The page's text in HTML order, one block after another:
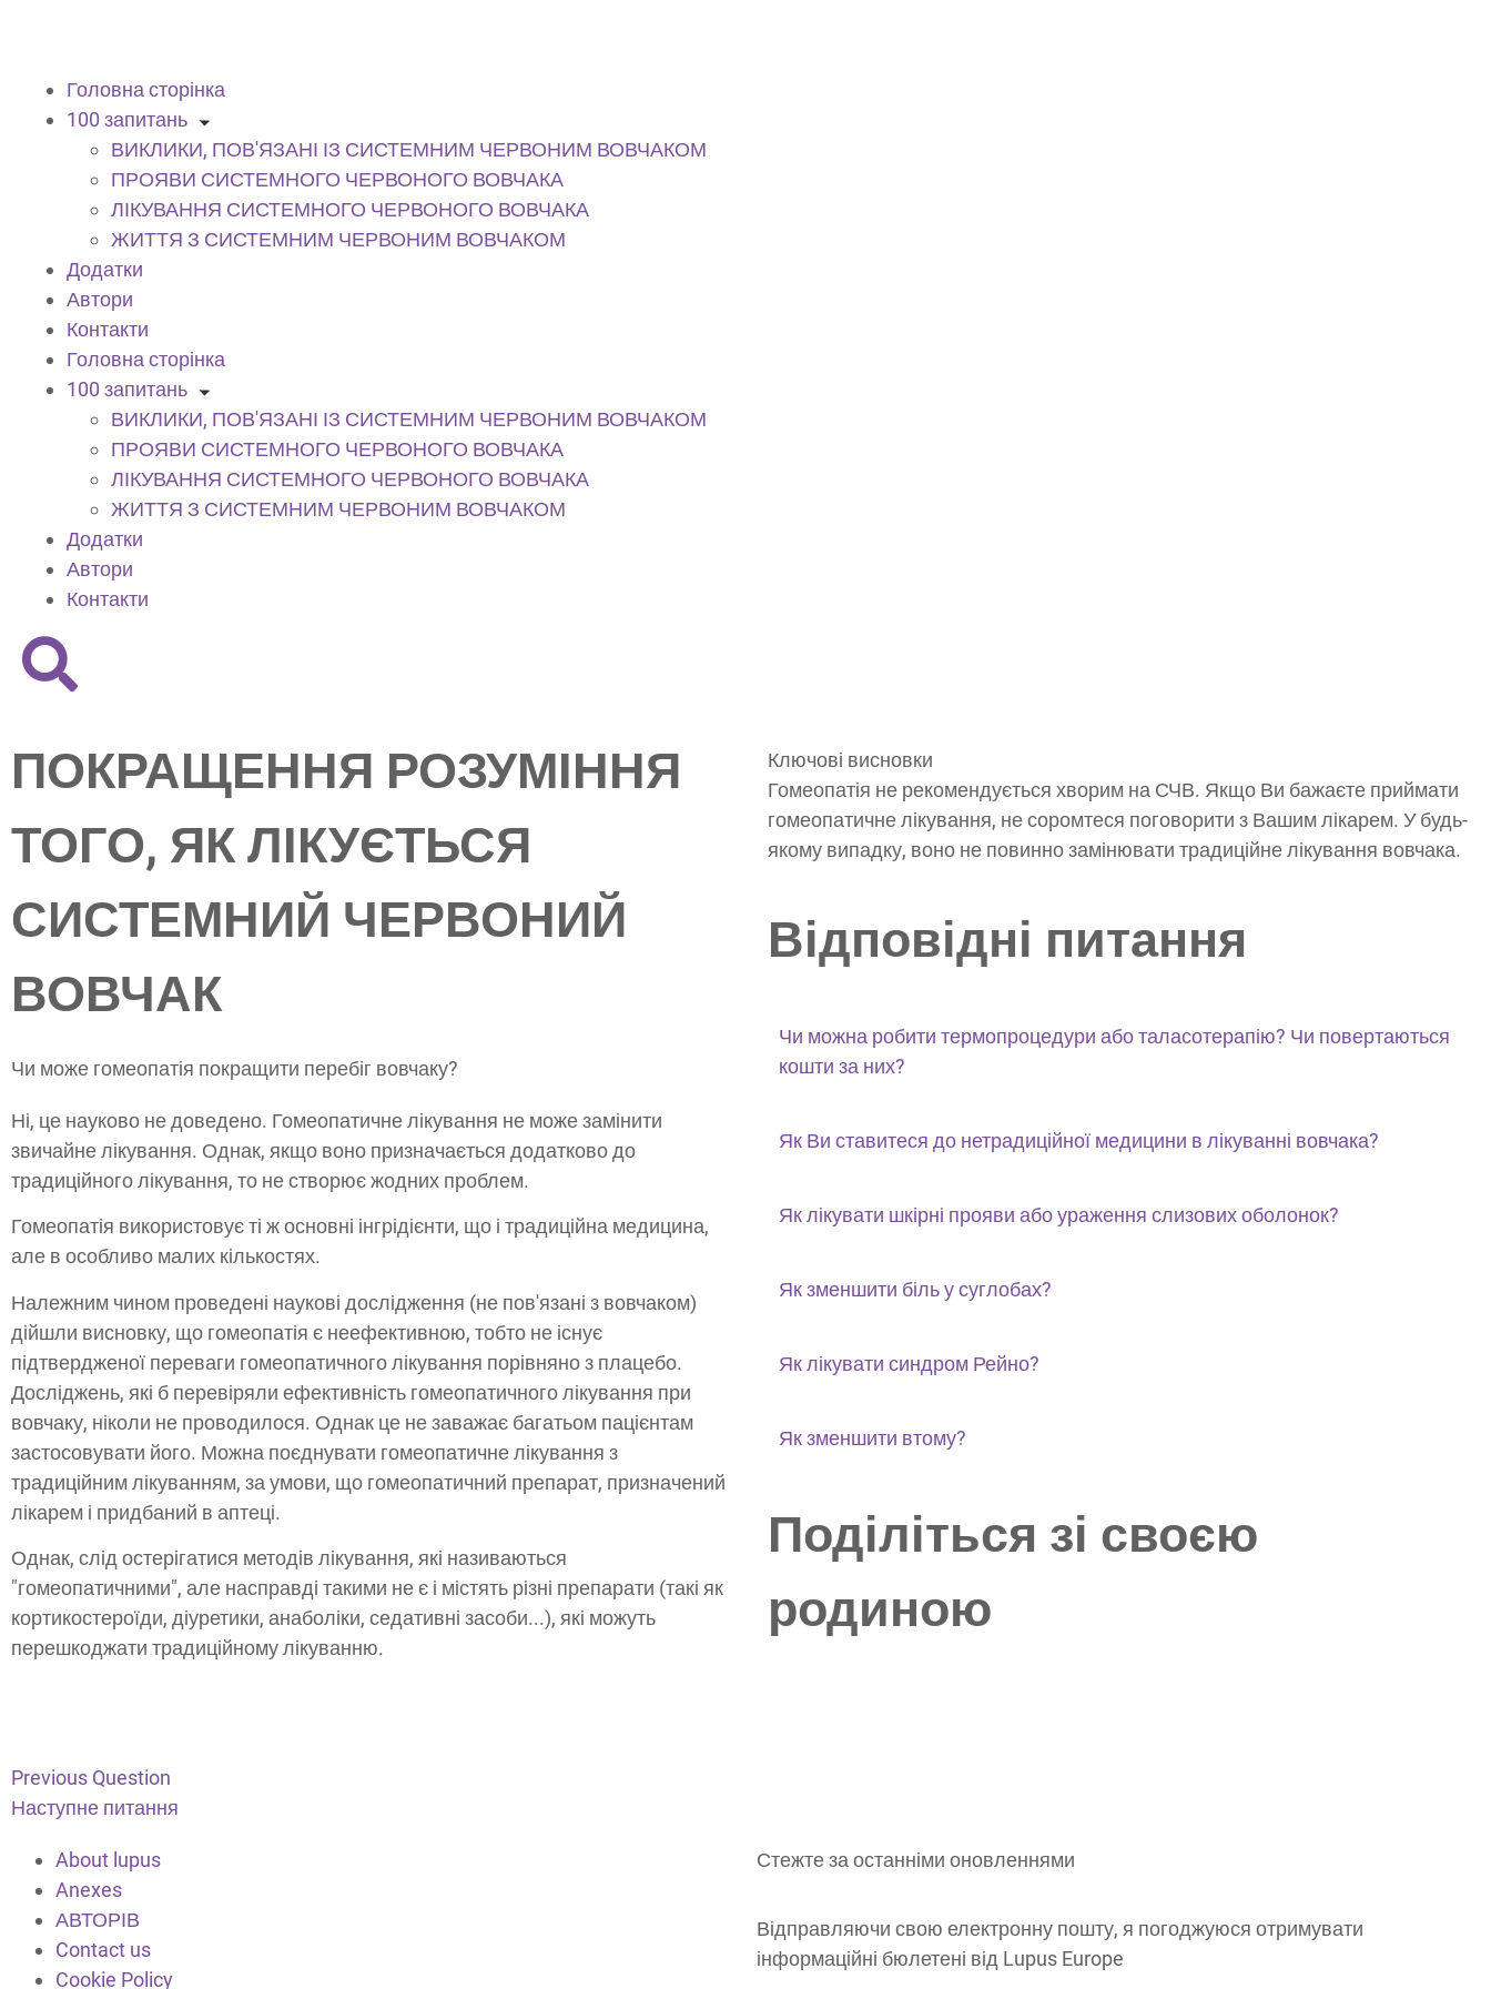
Головна сторінка
100 запитань
ВИКЛИКИ, ПОВ'ЯЗАНІ ІЗ СИСТЕМНИМ ЧЕРВОНИМ ВОВЧАКОМ
ПРОЯВИ СИСТЕМНОГО ЧЕРВОНОГО ВОВЧАКА
ЛІКУВАННЯ СИСТЕМНОГО ЧЕРВОНОГО ВОВЧАКА
ЖИТТЯ З СИСТЕМНИМ ЧЕРВОНИМ ВОВЧАКОМ
Додатки
Автори
Контакти
Головна сторінка
100 запитань
ВИКЛИКИ, ПОВ'ЯЗАНІ ІЗ СИСТЕМНИМ ЧЕРВОНИМ ВОВЧАКОМ
ПРОЯВИ СИСТЕМНОГО ЧЕРВОНОГО ВОВЧАКА
ЛІКУВАННЯ СИСТЕМНОГО ЧЕРВОНОГО ВОВЧАКА
ЖИТТЯ З СИСТЕМНИМ ЧЕРВОНИМ ВОВЧАКОМ
Додатки
Автори
Контакти
ПОКРАЩЕННЯ РОЗУМІННЯ
ТОГО, ЯК ЛІКУЄТЬСЯ
СИСТЕМНИЙ ЧЕРВОНИЙ
ВОВЧАК
Чи може гомеопатія покращити перебіг вовчаку?
Ні, це науково не доведено. Гомеопатичне лікування не може замінити
звичайне лікування. Однак, якщо воно призначається додатково до
традиційного лікування, то не створює жодних проблем.
Гомеопатія використовує ті ж основні інгрідієнти, що і традиційна медицина,
але в особливо малих кількостях.
Належним чином проведені наукові дослідження (не пов'язані з вовчаком)
дійшли висновку, що гомеопатія є неефективною, тобто не існує
підтвердженої переваги гомеопатичного лікування порівняно з плацебо.
Досліджень, які б перевіряли ефективність гомеопатичного лікування при
вовчаку, ніколи не проводилося. Однак це не заважає багатьом пацієнтам
застосовувати його. Можна поєднувати гомеопатичне лікування з
традиційним лікуванням, за умови, що гомеопатичний препарат, призначений
лікарем і придбаний в аптеці.
Однак, слід остерігатися методів лікування, які називаються
"гомеопатичними", але насправді такими не є і містять різні препарати (такі як
кортикостероїди, діуретики, анаболіки, седативні засоби...), які можуть
перешкоджати традиційному лікуванню.
Previous Question
Наступне питання
Ключові висновки
Гомеопатія не рекомендується хворим на СЧВ. Якщо Ви бажаєте приймати
гомеопатичне лікування, не соромтеся поговорити з Вашим лікарем. У будь-
якому випадку, воно не повинно замінювати традиційне лікування вовчака.
Відповідні питання
Чи можна робити термопроцедури або таласотерапію? Чи повертаються
кошти за них?
Як Ви ставитеся до нетрадиційної медицини в лікуванні вовчака?
Як лікувати шкірні прояви або ураження слизових оболонок?
Як зменшити біль у суглобах?
Як лікувати синдром Рейно?
Як зменшити втому?
Поділіться зі своєю
родиною
About lupus
Anexes
АВТОРІВ
Contact us
Cookie Policy
Стежте за останніми оновленнями
Відправляючи свою електронну пошту, я погоджуюся отримувати
інформаційні бюлетені від Lupus Europe